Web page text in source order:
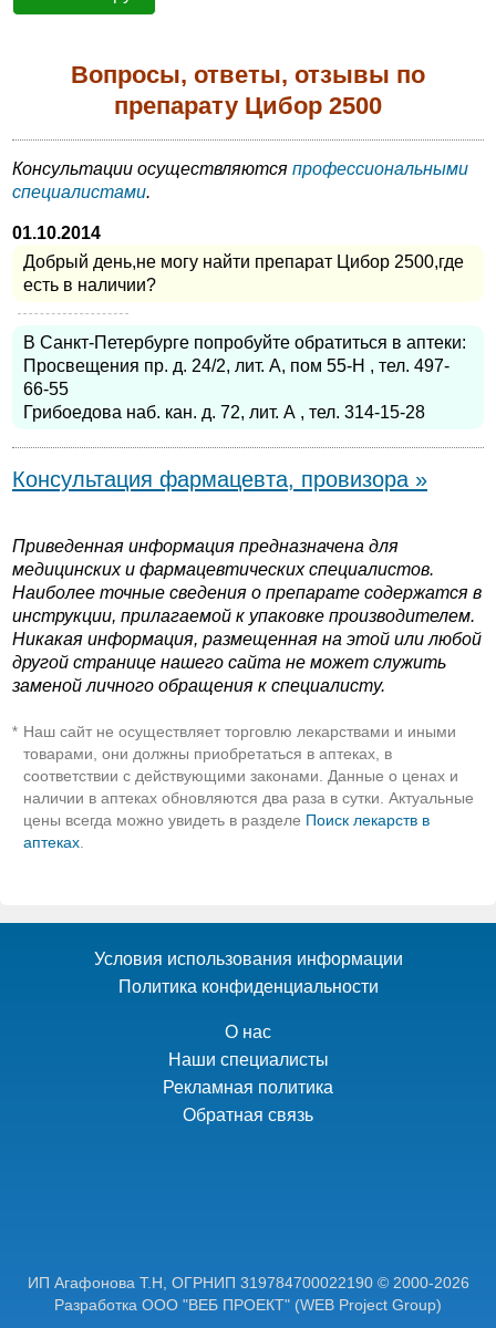
Вопросы, ответы, отзывы по
препарату Цибор 2500
Консультации осуществляются профессиональными
специалистами.
01.10.2014
Добрый день,не могу найти препарат Цибор 2500,где
есть в наличии?
В Санкт-Петербурге попробуйте обратиться в аптеки:
Просвещения пр. д. 24/2, лит. А, пом 55-Н , тел. 497-
66-55
Грибоедова наб. кан. д. 72, лит. А , тел. 314-15-28
Консультация фармацевта, провизора »
Приведенная информация предназначена для
медицинских и фармацевтических специалистов.
Наиболее точные сведения о препарате содержатся в
инструкции, прилагаемой к упаковке производителем.
Никакая информация, размещенная на этой или любой
другой странице нашего сайта не может служить
заменой личного обращения к специалисту.
* Наш сайт не осуществляет торговлю лекарствами и иными
товарами, они должны приобретаться в аптеках, в
соответствии с действующими законами. Данные о ценах и
наличии в аптеках обновляются два раза в сутки. Актуальные
цены всегда можно увидеть в разделе Поиск лекарств в
аптеках
Условия использования информации
Политика конфиденциальности
О нас
Наши специалисты
Рекламная политика
Обратная связь
ИП Агафонова Т.Н, ОГРНИП 319784700022190 © 2000-2026
Разработка ООО "ВЕБ ПРОЕКТ" (WEB Project Group)